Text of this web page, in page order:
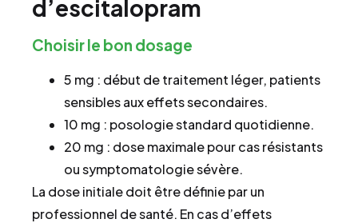
d’escitalopram
Choisir le bon dosage
5 mg : début de traitement léger, patients
sensibles aux effets secondaires.
10 mg : posologie standard quotidienne.
20 mg : dose maximale pour cas résistants
ou symptomatologie sévère.
La dose initiale doit être définie par un
professionnel de santé. En cas d’effets